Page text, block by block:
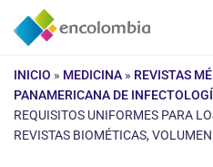
Saltar
INICIO » MEDICINA » REVISTAS
PANAMERICANA DE
REQUISITOS UNIFORMES PARA
REVISTAS BIOMÉTICAS,